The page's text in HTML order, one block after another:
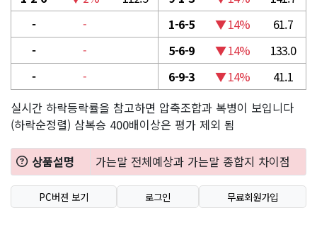
-
- 1-6-5 ▼ 14%
61.7
-
- 5-6-9 ▼ 14%
133.0
-
- 6-9-3 ▼ 14%
41.1
실시간 하락등락률을 참고하면 압축조합과 복병이 보입니다
(하락순정렬) 삼복승 400배이상은 평가 제외 됨
상품설명 가는말 전체예상과 가는말 종합지 차이점
PC버젼 보기 로그인 무료회원가입